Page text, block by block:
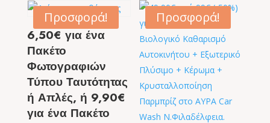
Προσφορά!
6,50€ για ένα
Πακέτο
Φωτογραφιών
Τύπου Ταυτότητας
ή Απλές, ή 9,90€
για ένα Πακέτο
Προσφορά!